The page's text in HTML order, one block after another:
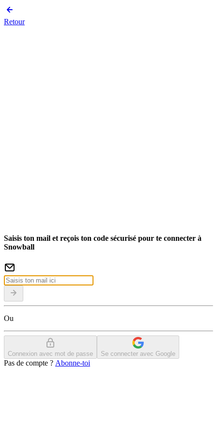
Retour
Saisis ton mail et reçois ton code sécurisé pour te connecter à
Snowball
Ou
Connexion avec mot de passe Se connecter avec Google
Pas de compte ? Abonne-toi